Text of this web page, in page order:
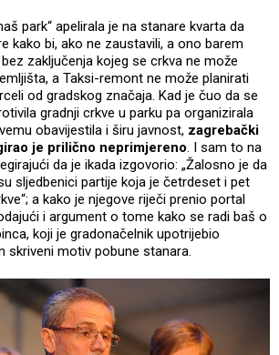
park“ apelirala je na stanare kvarta da
kako bi, ako ne zaustavili, a ono barem
zaključenja kojeg se crkva ne može
a Taksi-remont ne može planirati
od gradskog značaja. Kad je čuo da se
gradnji crkve u parku pa organizirala
obavijestila i širu javnost, zagrebački
je prilično neprimjereno. I sam to na
da je ikada izgovorio: „Žalosno je da
sljedbenici partije koja je četrdeset i pet
a kako je njegove riječi prenio portal
i argument o tome kako se radi baš o
koji je gradonačelnik upotrijebio
skriveni motiv pobune stanara.